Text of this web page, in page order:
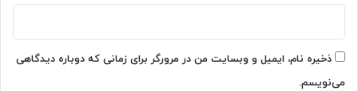
ذخیره نام، ایمیل و وبسایت من در مرورگر برای زمانی که دوباره دیدگاهی
می‌نویسم.